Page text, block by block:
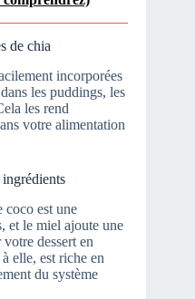
de chia
incorporées
les puddings, les
les rend
votre alimentation
coco est une
et le miel ajoute une
dessert en
elle, est riche en
du système